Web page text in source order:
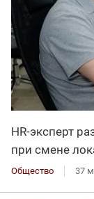
HR-эксперт
при смене
Общество 37